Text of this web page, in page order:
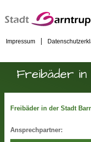
Impressum
Freibäder
Freibäder in der Stadt
Ansprechpartner: